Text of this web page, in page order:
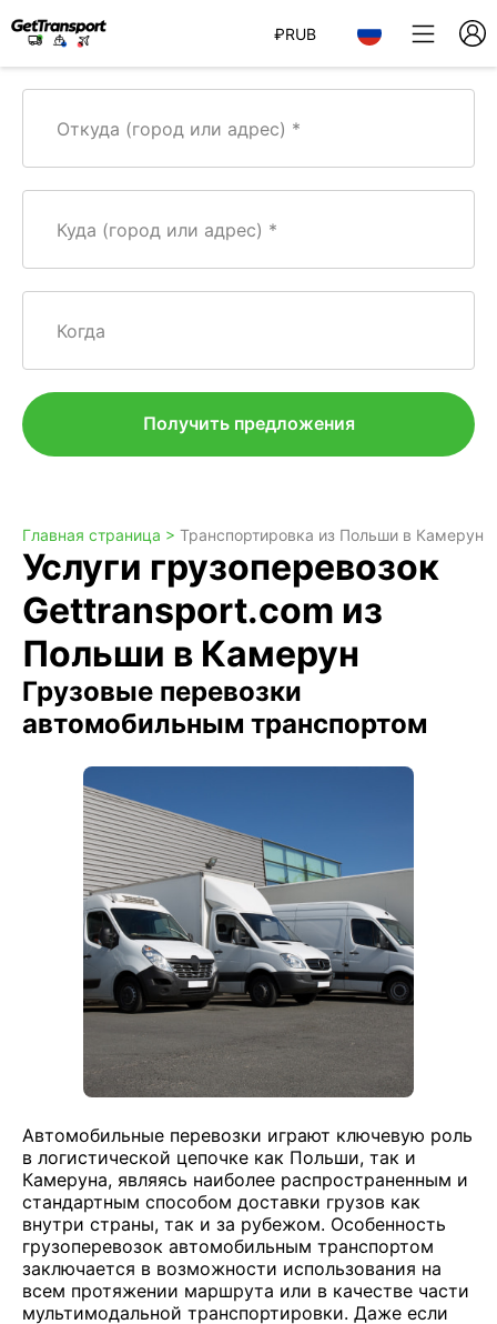
₽RUB
Откуда (город или адрес)
Куда (город или адрес)
Когда
Получить предложения
Главная страница > Транспортировка из Польши в Камерун
Услуги грузоперевозок
Gettransport.com из
Польши в Камерун
Грузовые перевозки
автомобильным транспортом
Автомобильные перевозки играют ключевую роль
в логистической цепочке как Польши, так и
Камеруна, являясь наиболее распространенным и
стандартным способом доставки грузов как
внутри страны, так и за рубежом. Особенность
грузоперевозок автомобильным транспортом
заключается в возможности использования на
всем протяжении маршрута или в качестве части
мультимодальной транспортировки. Даже если